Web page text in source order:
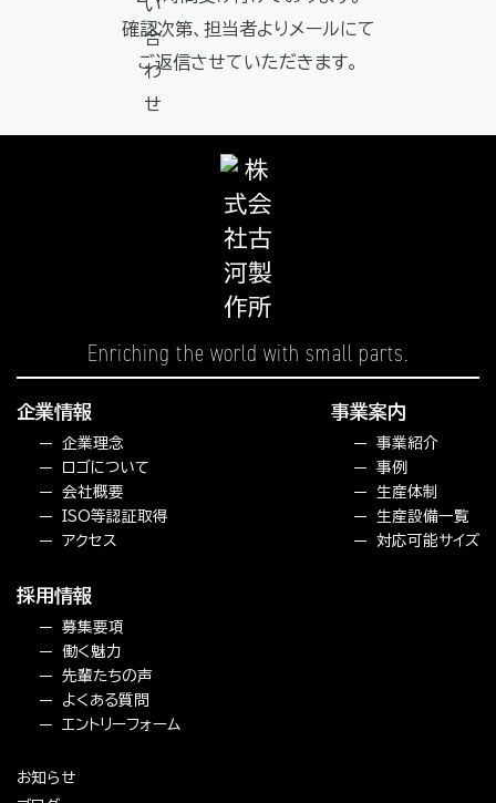
確認次第、担当者よりメールにて
ご返信させていただきます。
Enriching the worldwith small parts.
企業情報
企業理念
ロゴについて
会社概要
ISO等認証取得
アクセス
事業案内
事業紹介
事例
生産体制
生産設備一覧
対応可能サイズ
採用情報
募集要項
働く魅力
先輩たちの声
よくある質問
エントリーフォーム
お知らせ